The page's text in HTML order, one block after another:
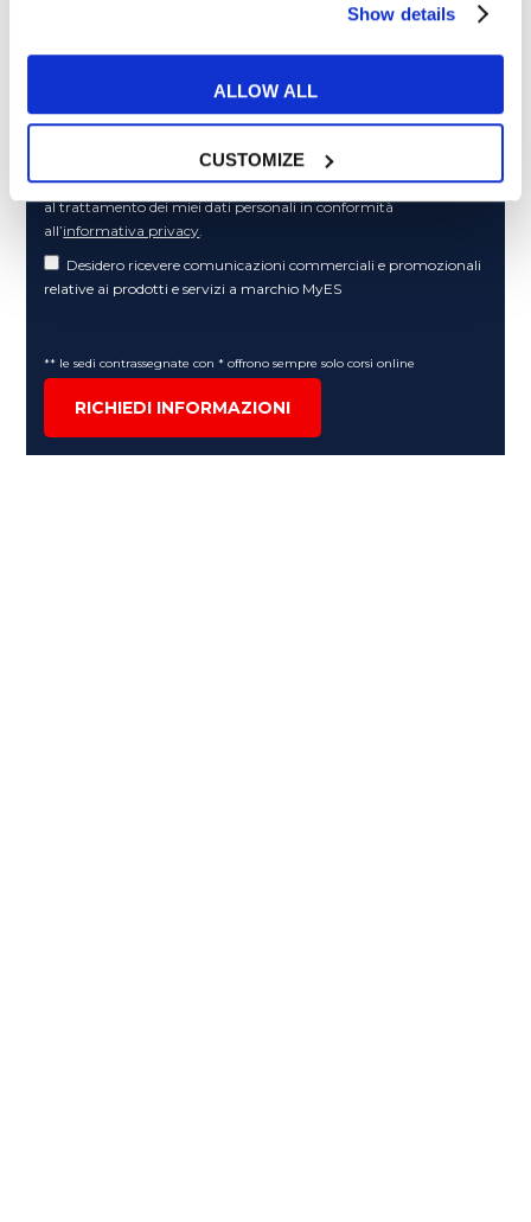
Show details
ALLOW ALL
CUSTOMIZE
Articoli con tips e new sulla lingua inglese
In quanto di età superiore ai 16 anni, dichiaro di acconsentire
al trattamento dei miei dati personali in conformità
all’informativa privacy
Desidero ricevere comunicazioni commerciali e promozionali
relative ai prodotti e servizi a marchio MyES
** le sedi contrassegnate con * offrono sempre solo corsi online
RICHIEDI INFORMAZIONI